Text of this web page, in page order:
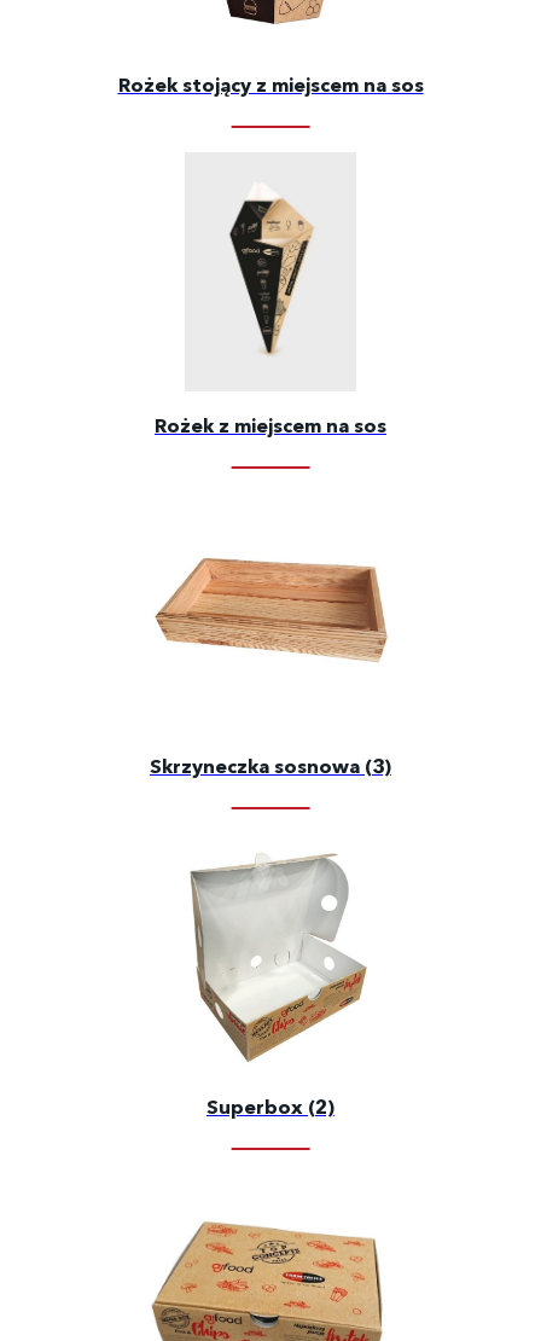
Rożek stojący z miejscem na sos
Rożek z miejscem na sos
Skrzyneczka sosnowa (3)
Superbox (2)